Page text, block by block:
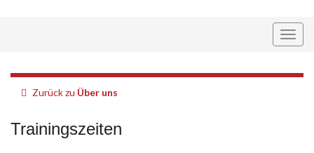
Zurück zu Über uns
Trainingszeiten